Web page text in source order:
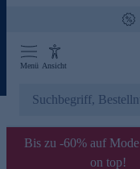
Menü Ansicht
Bis zu -60% auf
on top!